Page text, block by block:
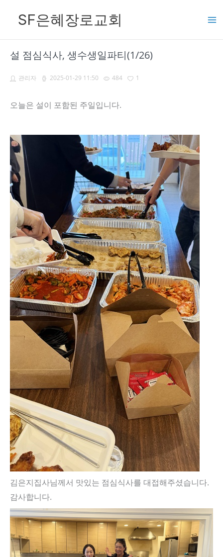
SF은혜장로교회
설 점심식사, 생수생일파티(1/26)
관리자 2025-01-29 11:50 484 1
오늘은 설이 포함된 주일입니다.
김은지집사님께서 맛있는 점심식사를 대접해주셨습니다.
감사합니다.